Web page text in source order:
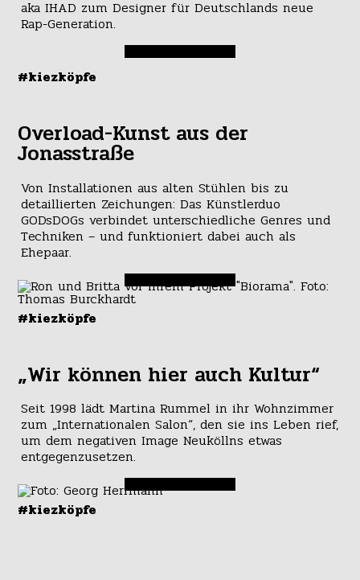
aka IHAD zum Designer für Deutschlands neue
Rap-Generation.
#kiezköpfe
Overload-Kunst aus der
Jonasstraße
Von Installationen aus alten Stühlen bis zu
detaillierten Zeichungen: Das Künstlerduo
GODsDOGs verbindet unterschiedliche Genres und
Techniken – und funktioniert dabei auch als
Ehepaar.
#kiezköpfe
„Wir können hier auch Kultur“
Seit 1998 lädt Martina Rummel in ihr Wohnzimmer
zum „Internationalen Salon“, den sie ins Leben rief,
um dem negativen Image Neuköllns etwas
entgegenzusetzen.
#kiezköpfe